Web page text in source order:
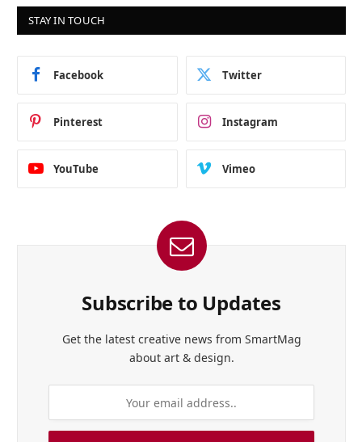
STAY IN TOUCH
Facebook Twitter
Pinterest Instagram
YouTube Vimeo
Subscribe to Updates
Get the latest creative news from SmartMag
about art & design.